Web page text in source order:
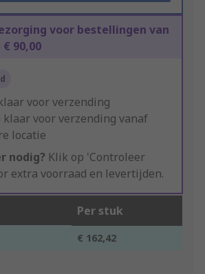
voor bestellingen van
90,00
voor verzending
klaar voor verzending vanaf
locatie
nodig? Klik op 'Controleer
extra voorraad en levertijden.
Per stuk
€ 162,42